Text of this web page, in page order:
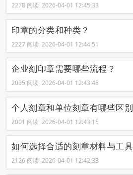
2278 阅读 2026-04-01 12:45:33
印章的分类和种类？
2227 阅读 2026-04-01 12:44:51
企业刻印章需要哪些流程？
2035 阅读 2026-04-01 12:43:48
个人刻章和单位刻章有哪些区
2001 阅读 2026-04-01 12:43:15
如何选择合适的刻章材料与工具
2126 阅读 2026-04-01 12:42:33